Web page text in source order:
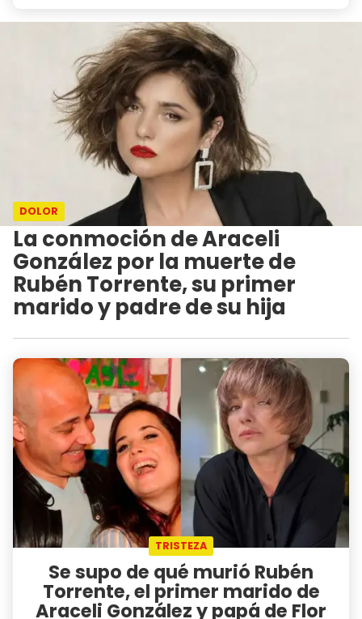
DOLOR
La conmoción de Araceli
González por la muerte de
Rubén Torrente, su primer
marido y padre de su hija
TRISTEZA
Se supo de qué murió Rubén
Torrente, el primer marido de
Araceli González y papá de Flor